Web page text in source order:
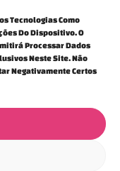
Tecnologias Como
Do Dispositivo. O
Processar Dados
Neste Site. Não
Negativamente Certos
conosco:
do Ceará (CEDECA